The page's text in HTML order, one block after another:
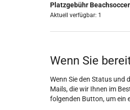
Platzgebühr Beachsoccer
Aktuell verfügbar: 1
Wenn Sie
Wenn Sie den Status und
Mails, die wir Ihnen im
folgenden Button, um ein